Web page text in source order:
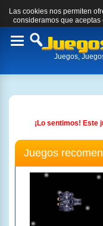
Las cookies nos permiten
consideramos que
Toggle
Juegos,
¡Lo sentimos! Este
Juegos